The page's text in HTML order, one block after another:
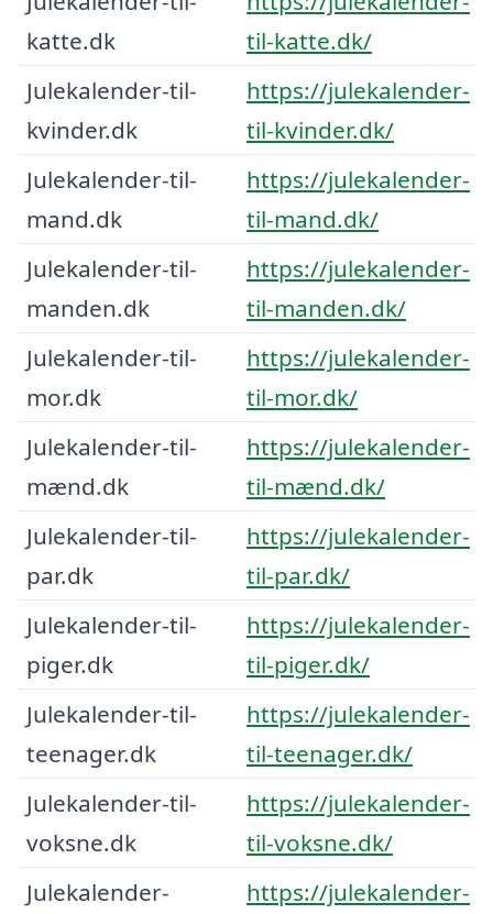
katte.dk
til-katte.dk/
Julekalender-til-
kvinder.dk
https://julekalender-
til-kvinder.dk/
Julekalender-til-
mand.dk
https://julekalender-
til-mand.dk/
Julekalender-til-
manden.dk
https://julekalender-
til-manden.dk/
Julekalender-til-
mor.dk
https://julekalender-
til-mor.dk/
Julekalender-til-
mænd.dk
https://julekalender-
til-mænd.dk/
Julekalender-til-
par.dk
https://julekalender-
til-par.dk/
Julekalender-til-
piger.dk
https://julekalender-
til-piger.dk/
Julekalender-til-
teenager.dk
https://julekalender-
til-teenager.dk/
Julekalender-til-
voksne.dk
https://julekalender-
til-voksne.dk/
Julekalender-
https://julekalender-